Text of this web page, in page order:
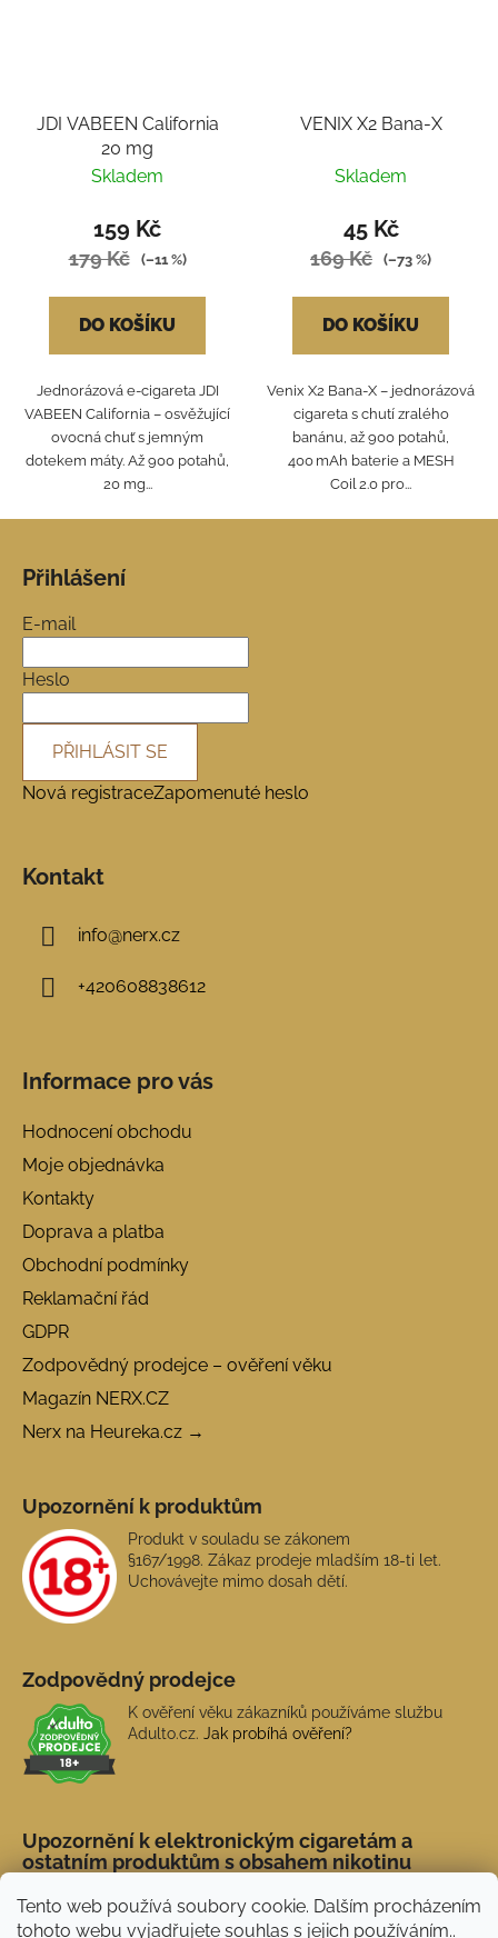
Tento web používá soubory cookie. Dalším procházením
tohoto webu vyjadřujete souhlas s jejich používáním..
JDI VABEEN California
20 mg
Skladem
159 Kč
179 Kč (–11 %)
DO KOŠÍKU
Jednorázová e-cigareta JDI
VABEEN California – osvěžující
ovocná chuť s jemným
dotekem máty. Až 900 potahů,
20 mg...
VENIX X2 Bana-X
Skladem
45 Kč
169 Kč (–73 %)
DO KOŠÍKU
Venix X2 Bana‑X – jednorázová
cigareta s chutí zralého
banánu, až 900 potahů,
400 mAh baterie a MESH
Coil 2.0 pro...
Přihlášení
E-mail
Heslo
PŘIHLÁSIT SE
Nová registraceZapomenuté heslo
Kontakt
info@nerx.cz
+420608838612
Informace pro vás
Hodnocení obchodu
Moje objednávka
Kontakty
Doprava a platba
Obchodní podmínky
Reklamační řád
GDPR
Zodpovědný prodejce – ověření věku
Magazín NERX.CZ
Nerx na Heureka.cz →
Upozornění k produktům
Produkt v souladu se zákonem
§167/1998. Zákaz prodeje mladším 18-ti let.
Uchovávejte mimo dosah dětí.
Zodpovědný prodejce
K ověření věku zákazníků používáme službu
Adulto.cz. Jak probíhá ověření?
Upozornění k elektronickým cigaretám a
ostatním produktům s obsahem nikotinu